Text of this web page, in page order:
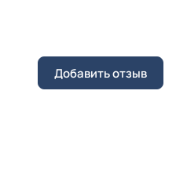
Добавить отзыв